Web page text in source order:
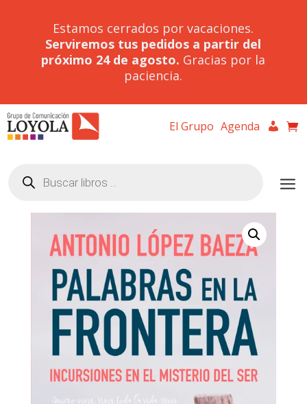
Estamos cerrados por vacaciones.
Serviremos tus pedidos a partir del
próximo 24 de agosto. Gracias por la
paciencia.
El Grupo Agenda
productos